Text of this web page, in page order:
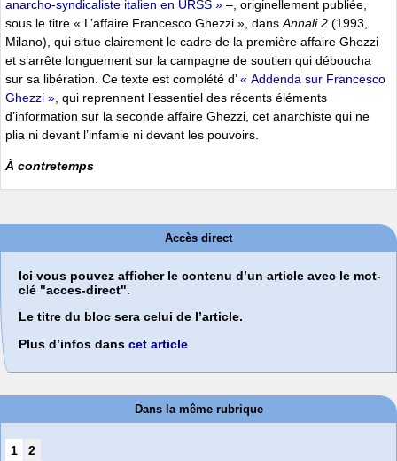
anarcho-syndicaliste italien en URSS » –, originellement publiée,
sous le titre « L’affaire Francesco Ghezzi », dans Annali 2 (1993,
Milano), qui situe clairement le cadre de la première affaire Ghezzi
et s’arrête longuement sur la campagne de soutien qui déboucha
sur sa libération. Ce texte est complété d’« Addenda sur Francesco
Ghezzi » , qui reprennent l’essentiel des récents éléments
d’information sur la seconde affaire Ghezzi, cet anarchiste qui ne
plia ni devant l’infamie ni devant les pouvoirs.
À contretemps
Accès direct
Ici vous pouvez afficher le contenu d’un article avec le mot-
clé "acces-direct".
Le titre du bloc sera celui de l’article.
Plus d’infos dans cet article
Dans la même rubrique
1 2